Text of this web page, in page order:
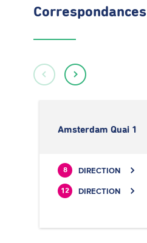
Correspondances
Amsterdam Quai 1
8 DIRECTION
12 DIRECTION